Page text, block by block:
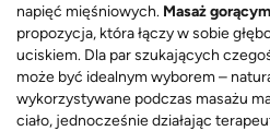
napięć mięśniowych. Masaż
propozycja, która łączy w sobie
uciskiem. Dla par szukających
może być idealnym wyborem –
wykorzystywane podczas masażu
ciało, jednocześnie działając